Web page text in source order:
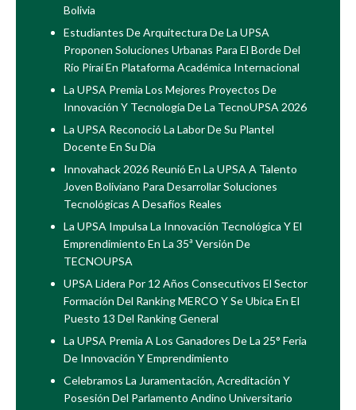
Bolivia
Estudiantes De Arquitectura De La UPSA
Proponen Soluciones Urbanas Para El Borde Del
Río Piraí En Plataforma Académica Internacional
La UPSA Premia Los Mejores Proyectos De
Innovación Y Tecnología De La TecnoUPSA 2026
La UPSA Reconoció La Labor De Su Plantel
Docente En Su Día
Innovahack 2026 Reunió En La UPSA A Talento
Joven Boliviano Para Desarrollar Soluciones
Tecnológicas A Desafíos Reales
La UPSA Impulsa La Innovación Tecnológica Y El
Emprendimiento En La 35ª Versión De
TECNOUPSA
UPSA Lidera Por 12 Años Consecutivos El Sector
Formación Del Ranking MERCO Y Se Ubica En El
Puesto 13 Del Ranking General
La UPSA Premia A Los Ganadores De La 25° Feria
De Innovación Y Emprendimiento
Celebramos La Juramentación, Acreditación Y
Posesión Del Parlamento Andino Universitario